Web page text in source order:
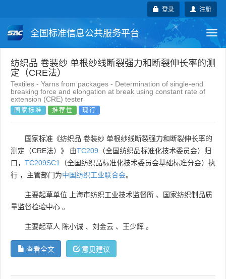
注册
登录
全国标准信息公共服务平台
国家标准 行业标准 地方标准
团体标准 企业标准 国际标准
国外标准 技术委员会
纺织品 卷装纱 单根纱线断裂强力和断裂伸长率的测
定（CRE法）
Textiles - Yarns from packages - Determination of single-end
breaking force and elongation at break using constant rate of
extension (CRE) tester
国家标准 推荐性 现行
国家标准《纺织品 卷装纱 单根纱线断裂强力和断裂伸长率的
测定（CRE法）》 由TC209 （全国纺织品标准化技术委员会）归
口， TC209SC1
（全国纺织品标准化技术委员会基础标准分会）执
行 ，主管部门为中国纺织工业联合会。
主要起草单位 上海市纺织工业技术监督所 、
国家纺织制品质
量监督检验中心 。
主要起草人 陈小诚 、 刘金云 、 王少辉 。
查看全文 意见建议